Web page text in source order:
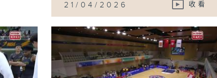
21/04/2026 收看